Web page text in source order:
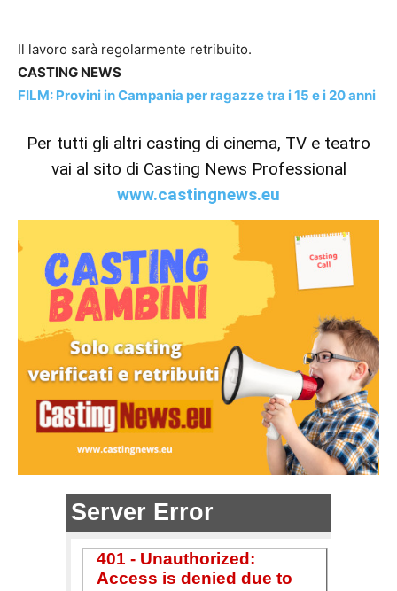
Il lavoro sarà regolarmente retribuito.
CASTING NEWS
FILM: Provini in Campania per ragazze tra i 15 e i 20 anni
Per tutti gli altri casting di cinema, TV e teatro
vai al sito di Casting News Professional
www.castingnews.eu